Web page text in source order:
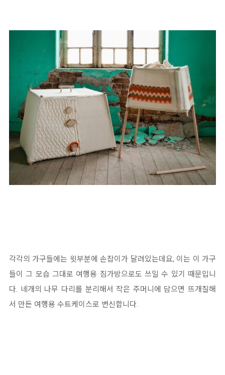
각각의 가구들에는 윗부분에 손잡이가 달려있는데요, 이는 이 가구
들이 그 모습 그대로 여행용 짐가방으로도 쓰일 수 있기 때문입니
다. 네개의 나무 다리를 분리해서 작은 주머니에 담으면 뜨개질해
서 만든 여행용 수트케이스로 변신합니다.